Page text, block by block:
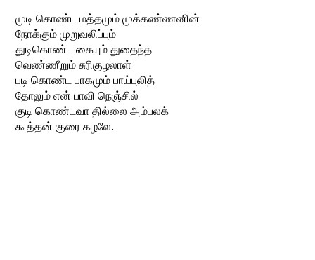
முடி கொண்ட மத்தமும் முக்கண்ணனின்
நோக்கும் முறுவலிப்பும்
துடிகொண்ட கையும் துதைந்த
வெண்ணீறும் சுரிகுழலாள்
படி கொண்ட பாகமும் பாய்புலித்
தோலும் என் பாவி நெஞ்சில்
குடி கொண்டவா தில்லை அம்பலக்
கூத்தன் குரை கழலே.